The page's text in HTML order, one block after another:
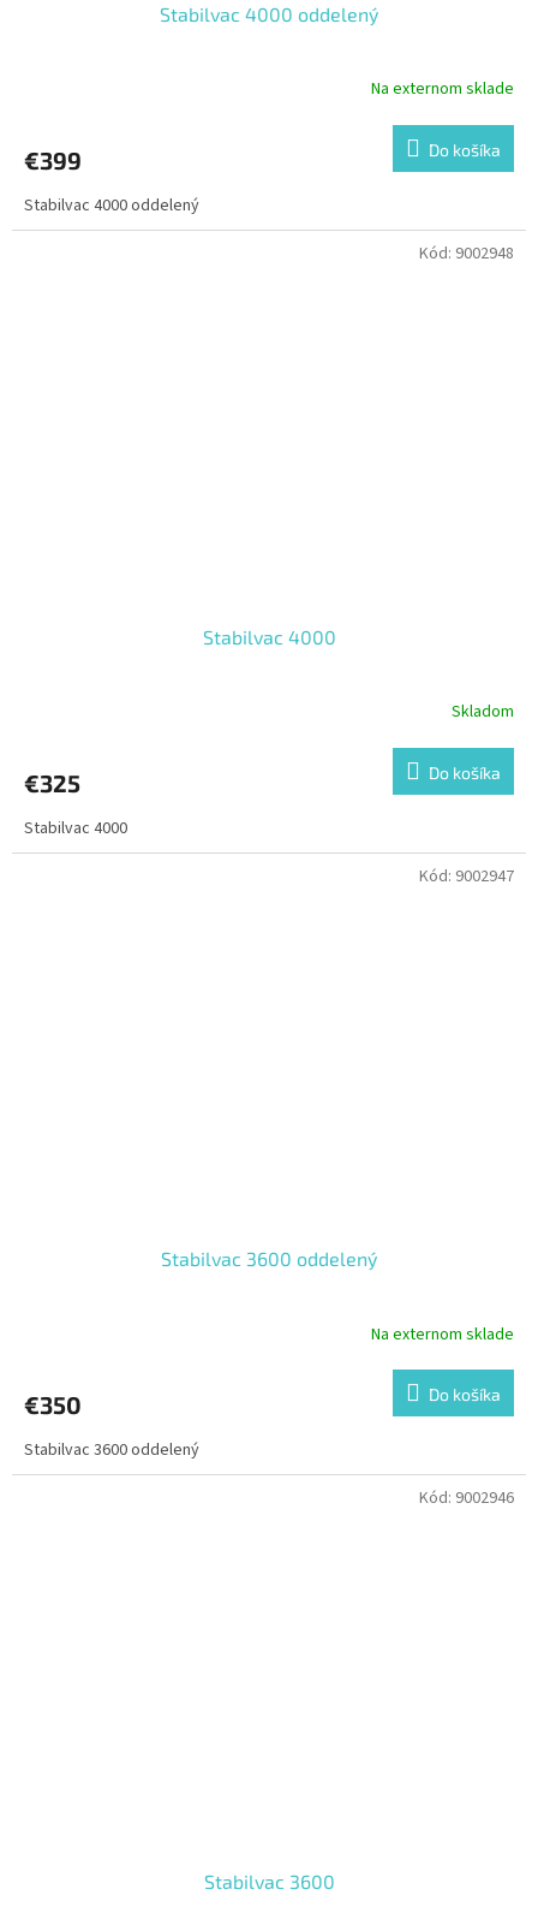
Stabilvac 4000 oddelený
Na externom sklade
€399 Do košíka
Stabilvac 4000 oddelený
Stabilvac 4000
Skladom
€325 Do košíka
Stabilvac 4000
Kód: 9002948
Stabilvac 3600 oddelený
Na externom sklade
€350 Do košíka
Stabilvac 3600 oddelený
Kód: 9002947
Stabilvac 3600
Kód: 9002946